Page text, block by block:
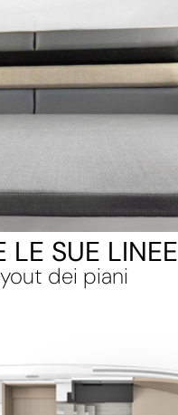
LE SUE LINEE
dei piani